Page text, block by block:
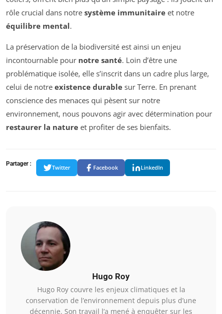
rôle crucial dans notre système immunitaire et notre
équilibre mental.
La préservation de la biodiversité est ainsi un enjeu
incontournable pour notre santé. Loin d’être une
problématique isolée, elle s’inscrit dans un cadre plus large,
celui de notre existence durable sur Terre. En prenant
conscience des menaces qui pèsent sur notre
environnement, nous pouvons agir avec détermination pour
restaurer la nature et profiter de ses bienfaits.
Partager :
Twitter Facebook LinkedIn
Hugo Roy
Hugo Roy couvre les enjeux climatiques et la
conservation de l’environnement depuis plus d’une
décennie. Son travail l’a mené à enquêter sur les